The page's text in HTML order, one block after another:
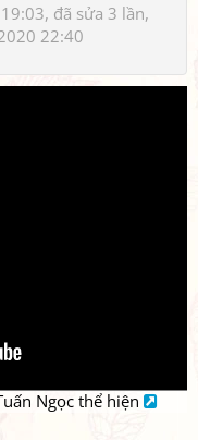
đã sửa 3 lần,
22:40
Ngọc thể hiện